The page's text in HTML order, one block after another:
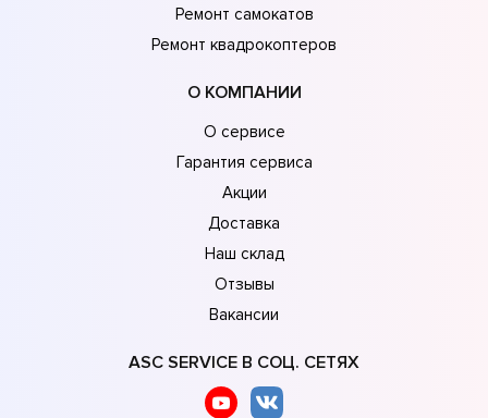
Ремонт самокатов
Ремонт квадрокоптеров
О КОМПАНИИ
О сервисе
Гарантия сервиса
Акции
Доставка
Наш склад
Отзывы
Вакансии
ASC SERVICE В СОЦ. СЕТЯХ